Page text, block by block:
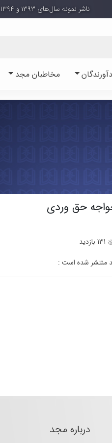
ناشر نمونه سال‌های ۱۳۹۳ و ۱۳۹۴ و ۱۳۹۷ جمهوری اسلامی ایران
مخاطبان مجد
حق وردی
منتشر شده است :
درباره مجد